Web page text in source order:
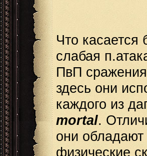
Что касается
слабая
ПвП
здесь они
каждого из
mortal.
они
физические